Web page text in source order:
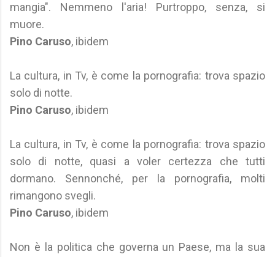
mangia". Nemmeno l'aria! Purtroppo, senza, si
muore.
Pino Caruso, ibidem
La cultura, in Tv, è come la pornografia: trova spazio
solo di notte.
Pino Caruso, ibidem
La cultura, in Tv, è come la pornografia: trova spazio
solo di notte, quasi a voler certezza che tutti
dormano. Sennonché, per la pornografia, molti
rimangono svegli.
Pino Caruso, ibidem
Non è la politica che governa un Paese, ma la sua